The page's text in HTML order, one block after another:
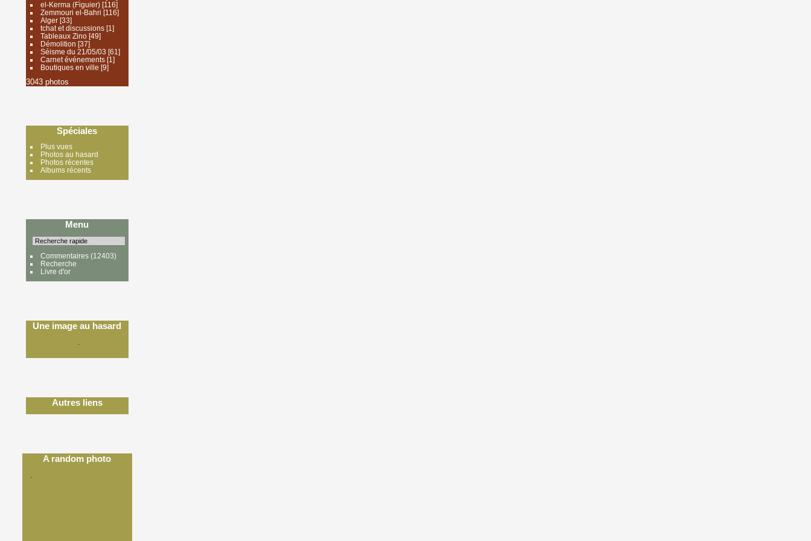
el-Kerma (Figuier)[116]
Zemmouri el-Bahri [116]
Alger[33]
tchat et discussions[1]
Tableaux Zino[49]
Démolition [37]
Séisme du 21/05/03 [61]
Carnet événements[1]
Boutiques en ville [9]
3043 photos
Spéciales
Plus vues
Photos au hasard
Photos récentes
Albums récents
Menu
Commentaires(12403)
Recherche
Livre d'or
Une image au hasard
Autres liens
A random photo